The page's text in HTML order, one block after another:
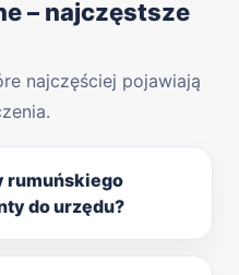
– najczęstsze
najczęściej pojawiają
rumuńskiego
do urzędu?